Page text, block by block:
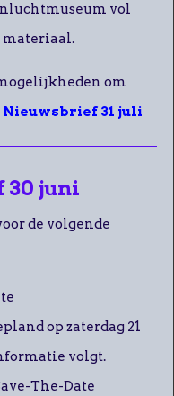
vol
om
Nieuwsbrief 31 juli
30 juni
de volgende
op zaterdag 21
volgt.
The-Date